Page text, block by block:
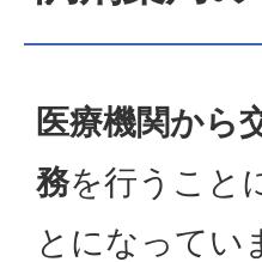
医療機関から
務を行うこと
とになってい